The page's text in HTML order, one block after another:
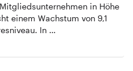
in Höhe
einem Wachstum von 9,1
In …